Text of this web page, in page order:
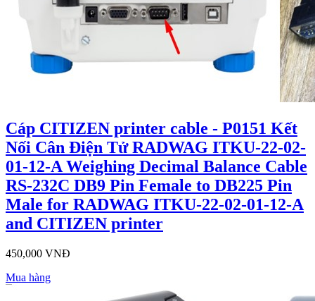
Cáp CITIZEN printer cable - P0151 Kết
Nối Cân Điện Tử RADWAG ITKU-22-02-
01-12-A Weighing Decimal Balance Cable
RS-232C DB9 Pin Female to DB225 Pin
Male for RADWAG ITKU-22-02-01-12-A
and CITIZEN printer
450,000 VNĐ
Mua hàng